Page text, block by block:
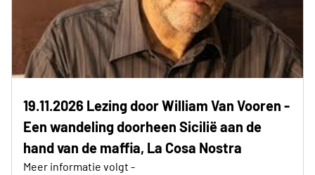
19.11.2026 Lezing door William Van Vooren -
Een wandeling doorheen Sicilië aan de
hand van de maffia, La Cosa Nostra
Meer informatie volgt -